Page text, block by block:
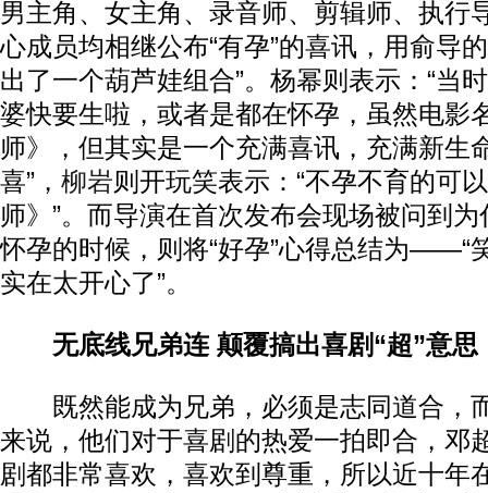
男主角、女主角、录音师、剪辑师、执行
心成员均相继公布“有孕”的喜讯，用俞导
出了一个葫芦娃组合”。杨幂则表示：“当
婆快要生啦，或者是都在怀孕，虽然电影
师》，但其实是一个充满喜讯，充满新生
喜”， 柳岩则开玩笑表示：“不孕不育的可
师》”。而导演在首次发布会现场被问到
怀孕的时候，则将“好孕”心得总结为——“
实在太开心了”。
无底线兄弟连 颠覆搞出喜剧“超”意思
既然能成为兄弟，必须是志同道合，
来说，他们对于喜剧的热爱一拍即合，邓
剧都非常喜欢，喜欢到尊重，所以近十年